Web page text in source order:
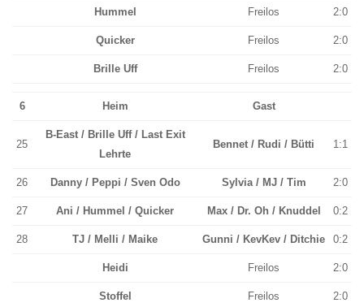
Hummel Freilos 2:0
Quicker Freilos 2:0
Brille Uff Freilos 2:0
6 Heim Gast
25
B-East / Brille Uff / Last Exit
Lehrte
Bennet / Rudi / Bütti 1:1
26 Danny / Peppi / Sven Odo Sylvia / MJ / Tim 2:0
27 Ani / Hummel / Quicker Max / Dr. Oh / Knuddel 0:2
28 TJ / Melli / Maike Gunni / KevKev / Ditchie 0:2
Heidi Freilos 2:0
Stoffel Freilos 2:0